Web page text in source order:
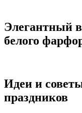
Элегантный
белого
Идеи и
праздников